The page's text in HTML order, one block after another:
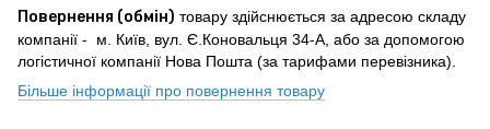
Повернення (обмін) товару здійснюється за адресою складу
компанії - м. Київ, вул. Є.Коновальця 34-А, або за допомогою
логістичної компанії Нова Пошта (за тарифами перевізника).
Більше інформації про повернення товару